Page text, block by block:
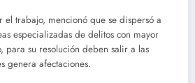
trabajo, mencionó que se dispersó a
especializadas de delitos con mayor
para su resolución deben salir a las
genera afectaciones.